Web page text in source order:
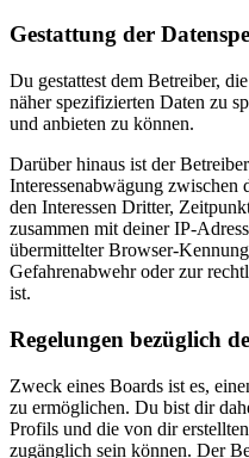
Gestattung der
Du gestattest dem Betreiber,
näher spezifizierten Daten zu
und anbieten zu können.
Darüber hinaus ist der
Interessenabwägung zwischen
den Interessen Dritter,
zusammen mit deiner IP-
übermittelter Browser-
Gefahrenabwehr oder zur
ist.
Regelungen bezüglich
Zweck eines Boards ist es,
zu ermöglichen. Du bist dir
Profils und die von dir
zugänglich sein können. Der